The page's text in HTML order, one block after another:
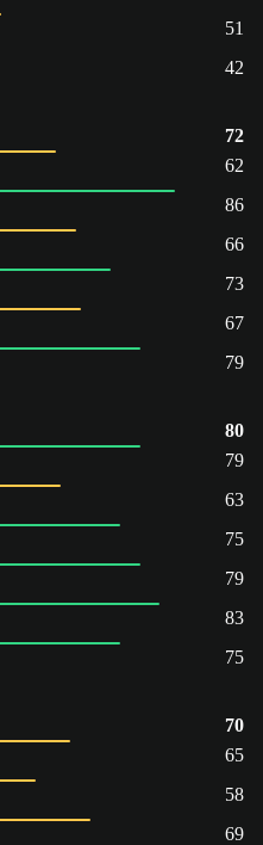
51
42
72
62
86
66
73
67
79
80
79
63
75
79
83
75
70
65
58
69